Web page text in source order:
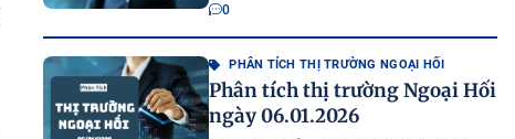
0
PHÂN TÍCH THỊ TRƯỜNG NGOẠI HỐI
Phân tích thị trường Ngoại Hối
ngày 06.01.2026